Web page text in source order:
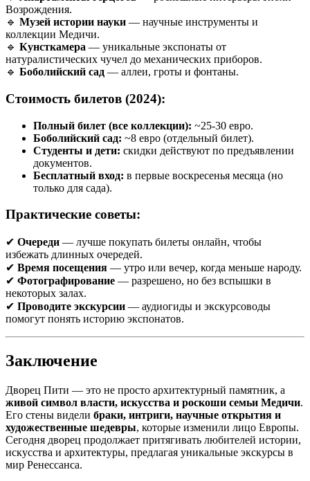
Возрождения.
🔹 Музей истории науки — научные инструменты и
коллекции Медичи.
🔹 Кунсткамера — уникальные экспонаты от
натуралистических чучел до механических приборов.
🔹 Боболийский сад — аллеи, гроты и фонтаны.
Стоимость билетов (2024):
Полный билет (все коллекции): ~25-30 евро.
Боболийский сад: ~8 евро (отдельный билет).
Студенты и дети: скидки действуют по предъявлении
документов.
Бесплатный вход: в первые воскресенья месяца (но
только для сада).
Практические советы:
✔ Очереди — лучше покупать билеты онлайн, чтобы
избежать длинных очередей.
✔ Время посещения — утро или вечер, когда меньше народу.
✔ Фотографирование — разрешено, но без вспышки в
некоторых залах.
✔ Проводите экскурсии — аудиогиды и экскурсоводы
помогут понять историю экспонатов.
Заключение
Дворец Пити — это не просто архитектурный памятник, а
живой символ власти, искусства и роскоши семьи Медичи.
Его стены видели браки, интриги, научные открытия и
художественные шедевры, которые изменили лицо Европы.
Сегодня дворец продолжает притягивать любителей истории,
искусства и архитектуры, предлагая уникальные экскурсы в
мир Ренессанса.